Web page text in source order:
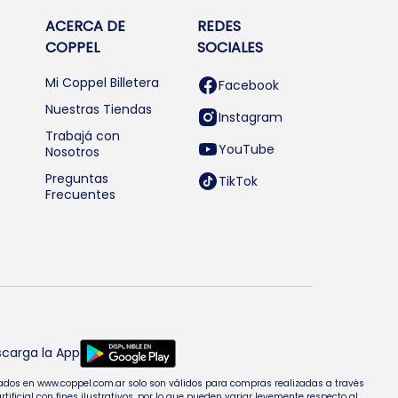
ACERCA DE
COPPEL
Mi Coppel Billetera
Nuestras Tiendas
Trabajá con
Nosotros
Preguntas
Frecuentes
REDES
SOCIALES
Facebook
Instagram
YouTube
TikTok
la App
en www.coppel.com.ar solo son válidos para compras realizadas a través